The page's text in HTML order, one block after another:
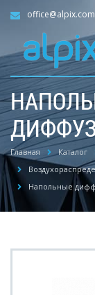
Главная Каталог
Напольные